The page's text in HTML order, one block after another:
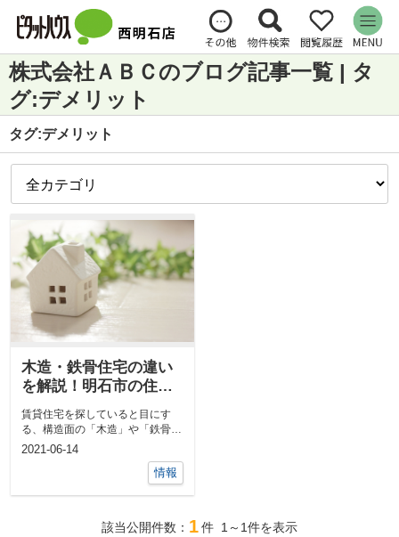
株式会社ＡＢＣのブログ記事一覧 | タ
グ:デメリット
タグ:デメリット
木造・鉄骨住宅の違い
を解説！明石市の住ま
メ？
賃貸住宅を探していると目にす
る、構造面の「木造」や「鉄骨
造」といった文字。なんとなくの
2021-06-14
情報
該当公開件数： 1件 1～1件を表示